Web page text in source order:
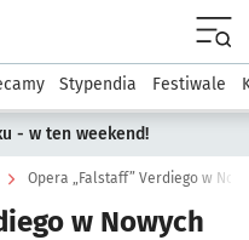
Kultura
Stypendia Festiwale
- w ten weekend!
Opera „Falstaff” Verdiego w
w Nowych